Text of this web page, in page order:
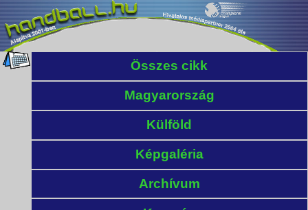
Összes cikk
Magyarország
Külföld
Képgaléria
Archívum